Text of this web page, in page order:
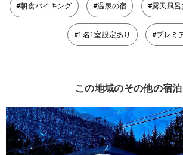
#朝食バイキング #温泉の宿 #露天風呂
#1名1室設定あり #プレミ
この地域のその他の宿